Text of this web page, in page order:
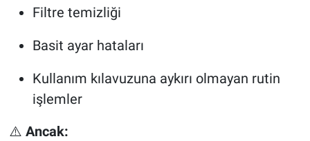
Filtre temizliği
Basit ayar hataları
Kullanım kılavuzuna aykırı olmayan rutin
işlemler
⚠️ Ancak: